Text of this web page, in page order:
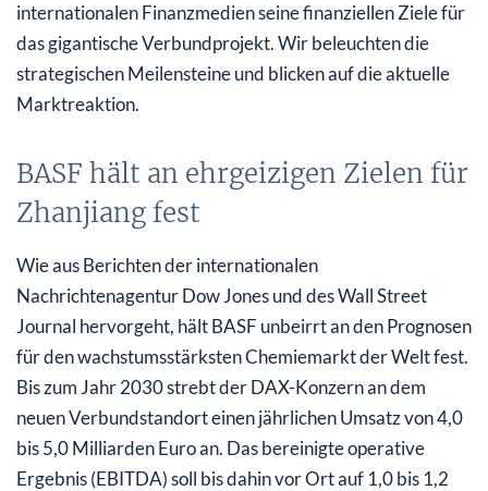
internationalen Finanzmedien seine finanziellen Ziele für
das gigantische Verbundprojekt. Wir beleuchten die
strategischen Meilensteine und blicken auf die aktuelle
Marktreaktion.
BASF hält an ehrgeizigen Zielen für
Zhanjiang fest
Wie aus Berichten der internationalen
Nachrichtenagentur Dow Jones und des Wall Street
Journal hervorgeht, hält BASF unbeirrt an den Prognosen
für den wachstumsstärksten Chemiemarkt der Welt fest.
Bis zum Jahr 2030 strebt der DAX-Konzern an dem
neuen Verbundstandort einen jährlichen Umsatz von 4,0
bis 5,0 Milliarden Euro an. Das bereinigte operative
Ergebnis (EBITDA) soll bis dahin vor Ort auf 1,0 bis 1,2